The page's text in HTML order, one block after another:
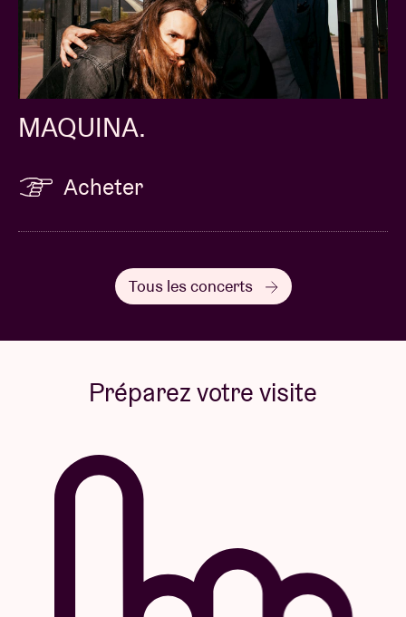
MAQUINA.
Acheter
Tous les concerts
Préparez votre visite